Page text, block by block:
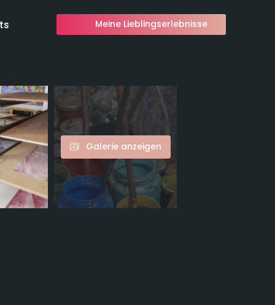
Meine Lieblingserlebnisse
Galerie anzeigen